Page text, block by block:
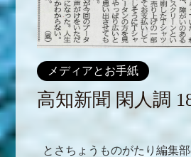
メディアとお手紙
高知新聞 閑人調
とさちょうものがたり編集